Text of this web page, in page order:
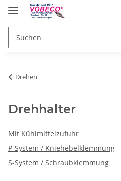
Drehen
Drehhalter
Mit Kühlmittelzufuhr
P-System / Kniehebelklemmung
S-System / Schraubklemmung